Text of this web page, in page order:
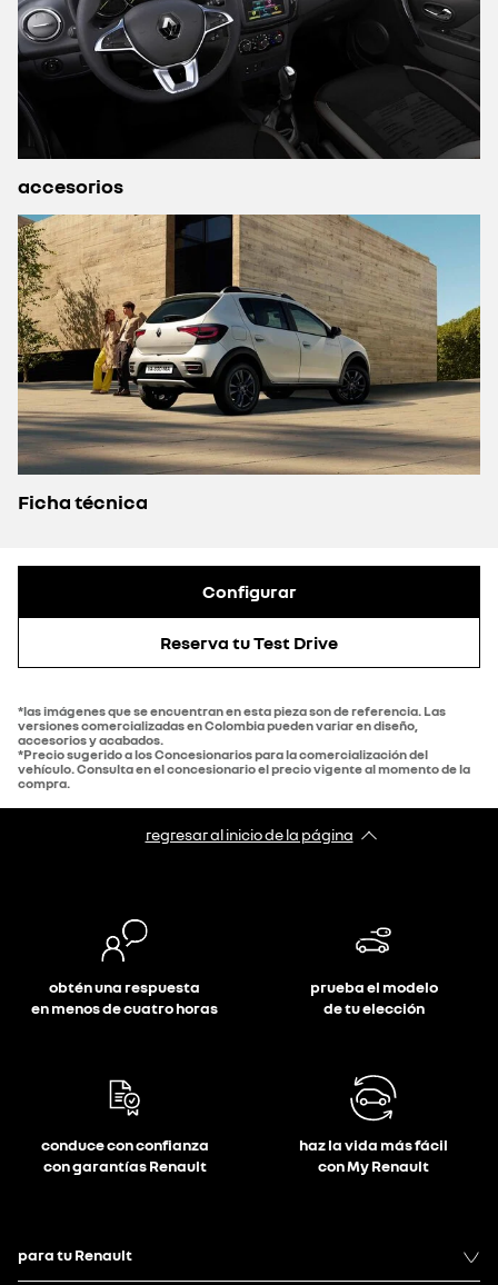
accesorios
Ficha técnica
Configurar
Reserva tu Test Drive
*las imágenes que se encuentran en esta pieza son de referencia. Las
versiones comercializadas en Colombia pueden variar en diseño,
accesorios y acabados.
*Precio sugerido a los Concesionarios para la comercialización del
vehículo. Consulta en el concesionario el precio vigente al momento de la
compra.
regresar al inicio de la página
obtén una respuesta
en menos de cuatro horas
prueba el modelo
de tu elección
conduce con confianza
con garantías Renault
haz la vida más fácil
con My Renault
para tu Renault